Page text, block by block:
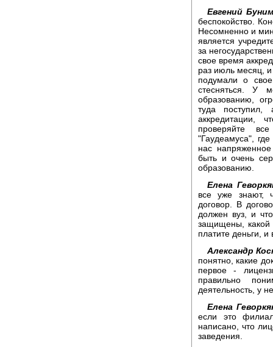
Евгений
беспокойство.
Несомненно и
является
за
свое время
раз июль месяц,
подумали о
стесняться. У
образованию,
туда
аккредитации,
проверяйте
"Гаудеамуса",
нас
быть и очень
образованию.
Елена
все уже знают,
договор. В
должен вуз, и
защищены, какой
платите деньги,
Александр
понятно, какие
первое -
правильно
деятельность, у
Елена
если это
написано, что
заведения.